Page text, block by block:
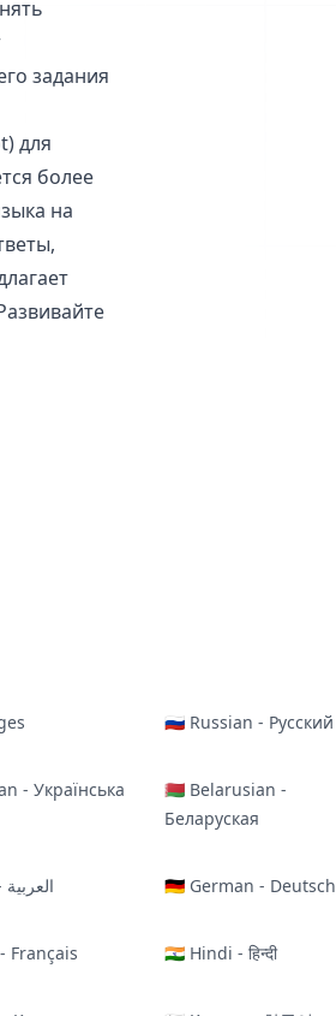
задания
для
более
на
🇷🇺 Russian - Русский
- Українська
🇧🇾 Belarusian -
Беларуская
🇸🇦 Arabic - العربية 🇩🇪 German - Deutsch
Français 🇮🇳 Hindi - हिन्दी